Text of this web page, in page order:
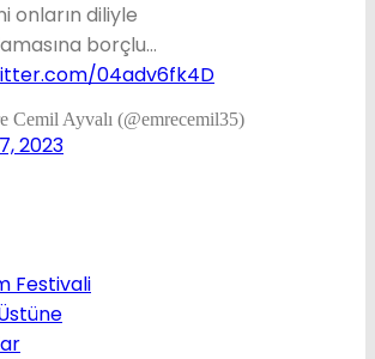
onların diliyle
borçlu…
04adv6fk4D
Cemil Ayvalı (@emrecemil35)
2023
Festivali